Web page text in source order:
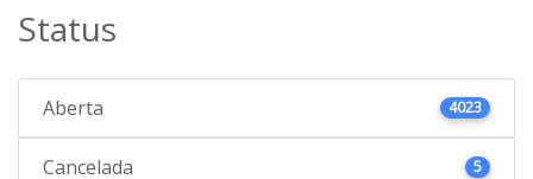
Status
Aberta 4023
Cancelada 5